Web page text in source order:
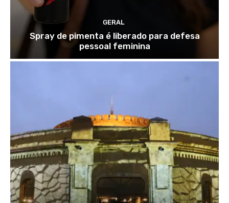
GERAL
Spray de pimenta é liberado para defesa
pessoal feminina